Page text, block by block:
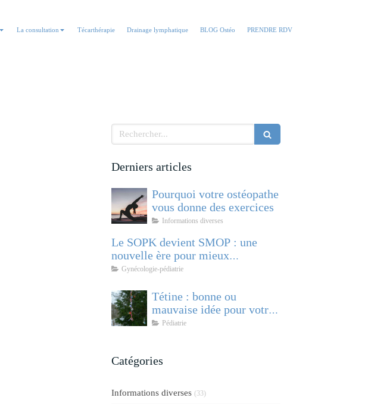
La consultation Técarthérapie Drainage lymphatique BLOG Ostéo PRENDRE RDV
Rechercher
Derniers articles
Pourquoi votre ostéopathe
vous donne des exercices
Informations diverses
Le SOPK devient SMOP : une
nouvelle ère pour mieux
comprendre et accompagner cette
Gynécologie-pédiatrie
Tétine : bonne ou
mauvaise idée pour votre
bébé ?
Pédiatrie
Catégories
Informations diverses (33)